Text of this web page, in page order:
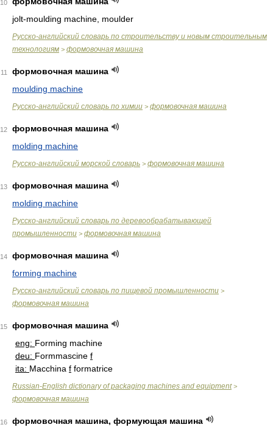
10
jolt-moulding machine, moulder
Русско-английский словарь по строительству и новым строительным
технологиям > формовочная машина
11
формовочная машина
moulding machine
Русско-английский словарь по химии > формовочная машина
12
формовочная машина
molding machine
Русско-английский морской словарь > формовочная машина
13
формовочная машина
molding machine
Русско-английский словарь по деревообрабатывающей
промышленности > формовочная машина
14
формовочная машина
forming machine
Русско-английский словарь по пищевой промышленности >
формовочная машина
15
формовочная машина
eng: Forming machine
deu: Formmascine f
ita: Macchina f formatrice
Russian-English dictionary of packaging machines and equipment>
формовочная машина
16
формовочная машина, формующая машина